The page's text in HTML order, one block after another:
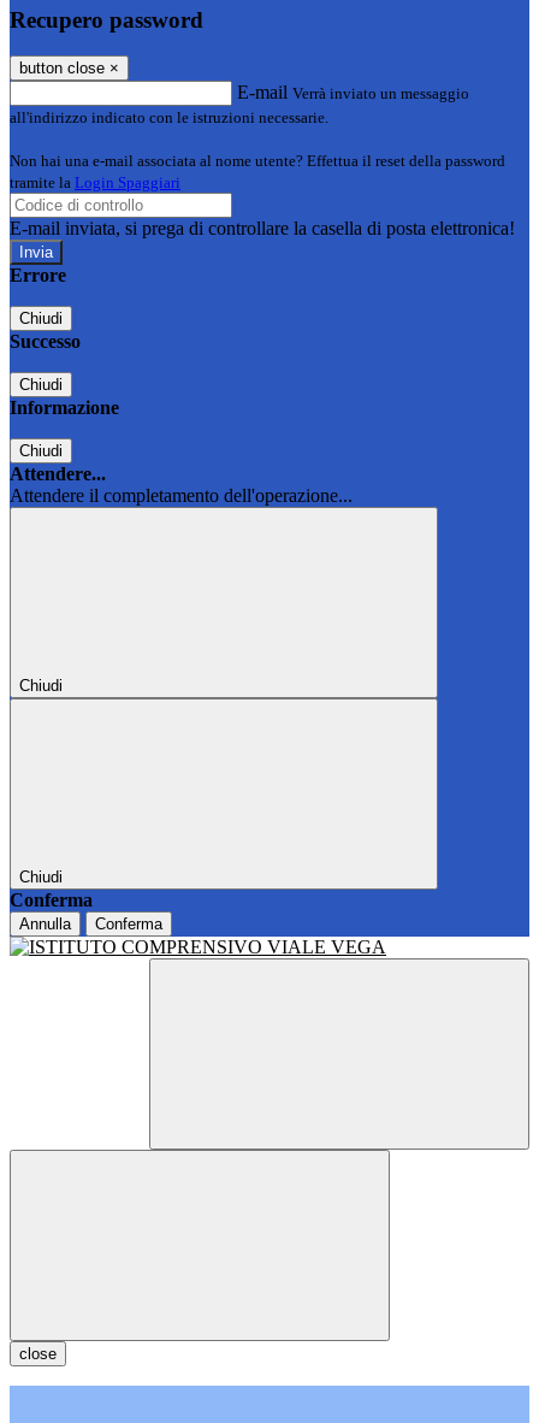
Recupero password
button close ×
E-mail Verrà inviato un messaggio
all'indirizzo indicato con le istruzioni necessarie.
Non hai una e-mail associata al nome utente? Effettua il reset della password
tramite la Login Spaggiari
E-mail inviata, si prega di controllare la casella di posta elettronica!
Errore
Chiudi
Successo
Chiudi
Informazione
Chiudi
Attendere...
Attendere il completamento dell'operazione...
Chiudi
Chiudi
Conferma
Annulla Conferma
close